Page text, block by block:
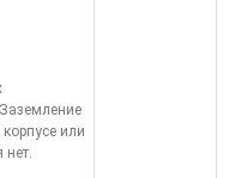
или
нет.